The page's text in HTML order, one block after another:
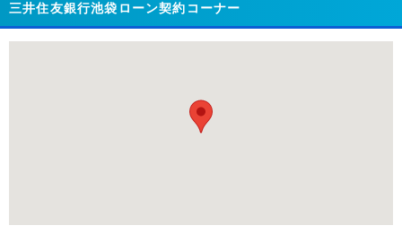
商品を根拠なくPRするものではなく、当編集部の調査／ユーザーへの口コミ収集な
どに基づき、公平性を担保した情報提供を行っています。
>提携企業一覧
三井住友銀行池袋ローン契約コーナー